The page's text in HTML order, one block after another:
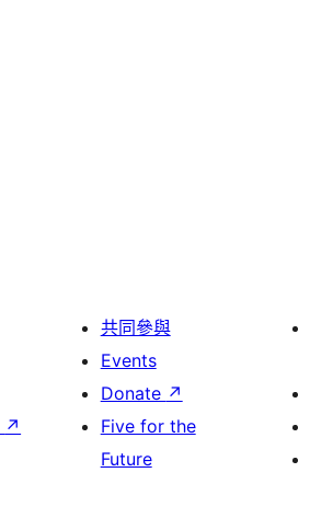
↗
共同參與
Events
Donate ↗
Five for the
Future